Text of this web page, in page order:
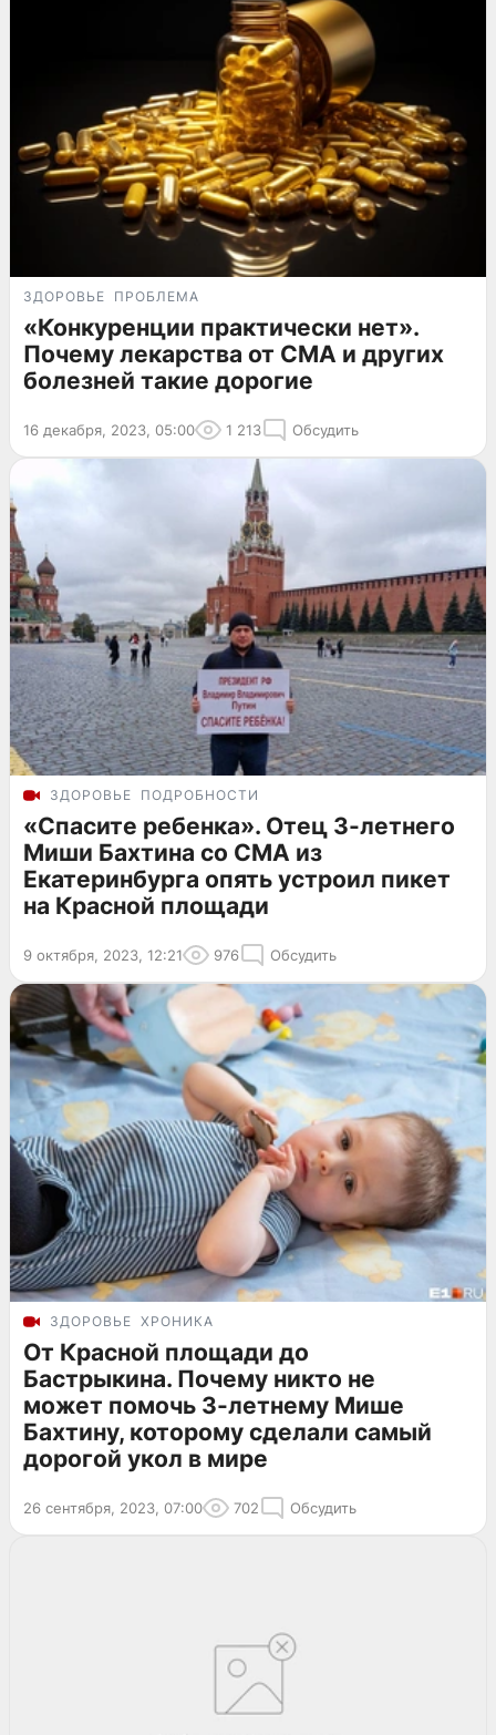
ЗДОРОВЬЕ ПРОБЛЕМА
«Конкуренции практически нет».
Почему лекарства от СМА и других
болезней такие дорогие
16 декабря, 2023, 05:00 1 213 Обсудить
ЗДОРОВЬЕ ПОДРОБНОСТИ
«Спасите ребенка». Отец 3-летнего
Миши Бахтина со СМА из
Екатеринбурга опять устроил пикет
на Красной площади
9 октября, 2023, 12:21 976 Обсудить
ЗДОРОВЬЕ ХРОНИКА
От Красной площади до
Бастрыкина. Почему никто не
может помочь 3-летнему Мише
Бахтину, которому сделали самый
дорогой укол в мире
26 сентября, 2023, 07:00 702 Обсудить